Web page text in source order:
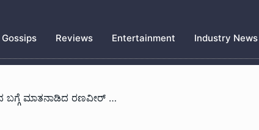
Gossips Reviews Entertainment Industry News
/ ಆ ಒಂದು ಸಿನಿಮಾದ ಬಗ್ಗೆ ಮಾತನಾಡಿದ ರಣವೀರ್ ಸಿಂಗ್ ಹೇಳಿದ್ದೇನು ಗೊತ್ತಾ?